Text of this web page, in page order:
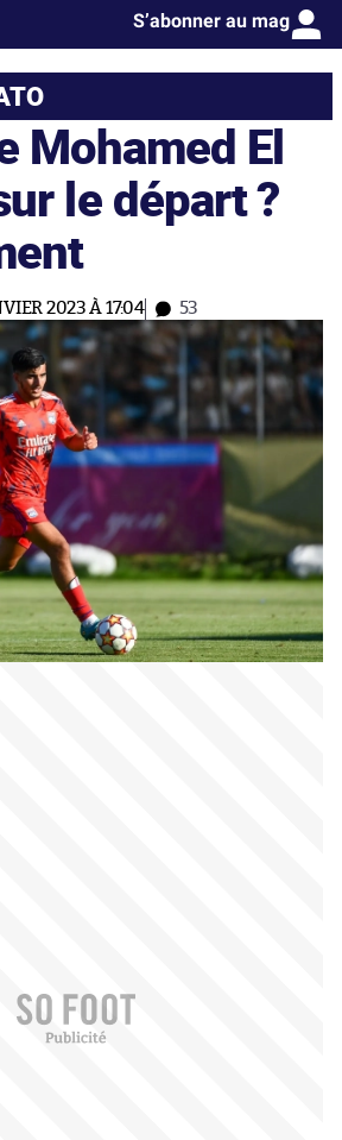
S’abonner au mag
Mohamed El
le départ ?
2023 À 17:04 53